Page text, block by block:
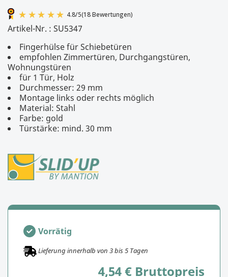
Artikel-Nr. : SU5347
Fingerhülse für Schiebetüren
empfohlen Zimmertüren, Durchgangstüren,
Wohnungstüren
für 1 Tür, Holz
Durchmesser: 29 mm
Montage links oder rechts möglich
Material: Stahl
Farbe: gold
Türstärke: mind. 30 mm
Vorrätig
Lieferung innerhalb von3bis5 Tagen
4,54 € Bruttopreis